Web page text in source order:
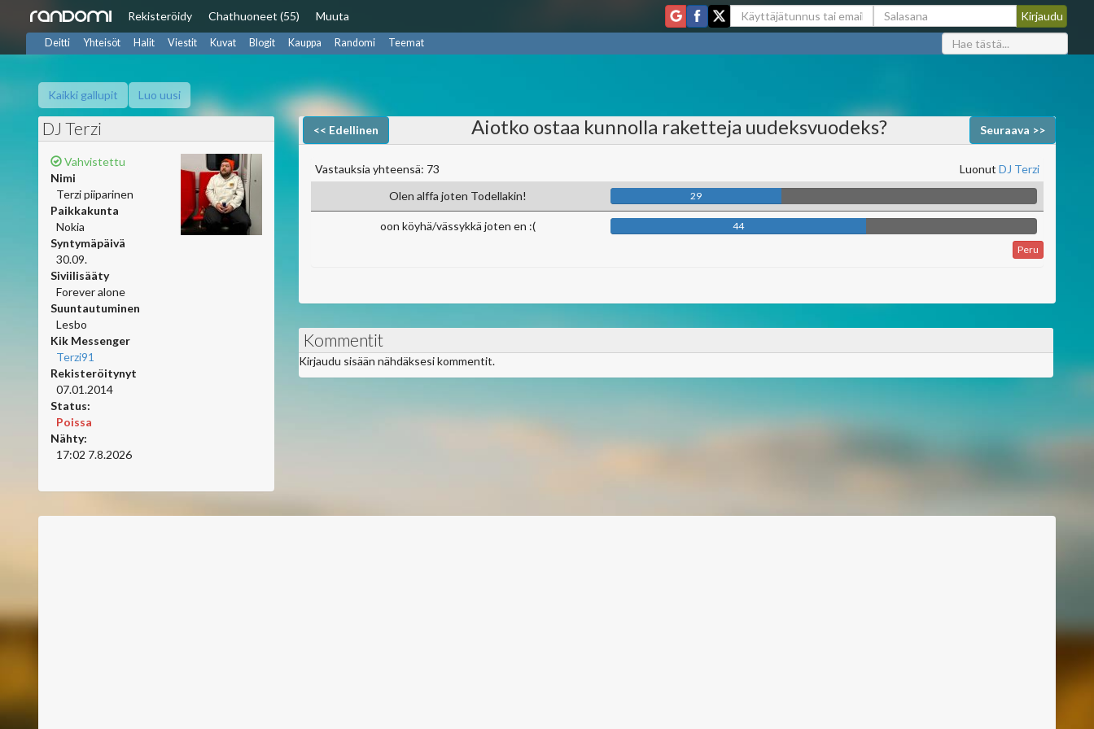
Rekisteröidy Chathuoneet (55) Muuta
Deitti Yhteisöt Halit Viestit Kuvat Blogit Kauppa Randomi Teemat
Kaikki gallupit Luo uusi
DJ Terzi
Vahvistettu
Nimi
Terzi piiparinen
Paikkakunta
Nokia
Syntymäpäivä
30.09.
Siviilisääty
Forever alone
Suuntautuminen
Lesbo
Kik Messenger
Terzi91
Rekisteröitynyt
07.01.2014
Status:
Poissa
Nähty:
17:02 7.8.2026
<< Edellinen Seuraava >>
Aiotko ostaa kunnolla raketteja uudeksvuodeks?
Luonut DJ Terzi
Vastauksia yhteensä: 73
Olen alffa joten Todellakin!
29
oon köyhä/vässykkä joten en :(
44
Peru
Kommentit
Kirjaudu sisään nähdäksesi kommentit.